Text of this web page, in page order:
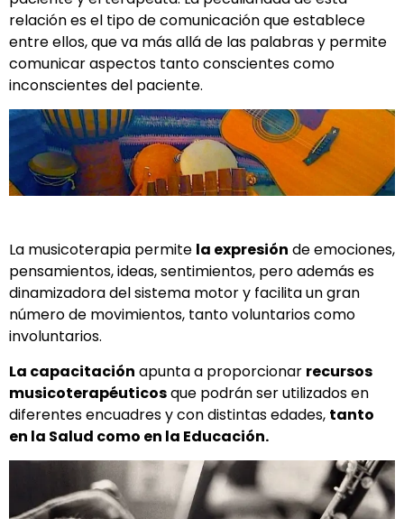
relación es el tipo de comunicación que establece
entre ellos, que va más allá de las palabras y permite
comunicar aspectos tanto conscientes como
inconscientes del paciente.
La musicoterapia permite la expresión de emociones,
pensamientos, ideas, sentimientos, pero además es
dinamizadora del sistema motor y facilita un gran
número de movimientos, tanto voluntarios como
involuntarios.
La capacitación apunta a proporcionar recursos
musicoterapéuticosque podrán ser utilizados en
diferentes encuadres y con distintas edades, tanto
en la Salud como en la Educación.